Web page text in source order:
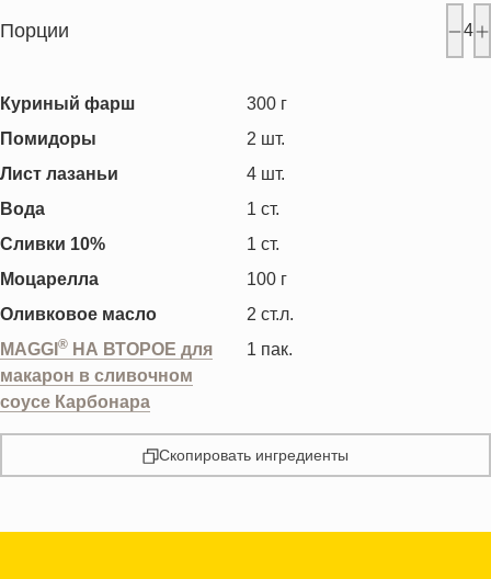
Порции 4
Куриный фарш 300 г
Помидоры
2 шт.
Лист лазаньи
4 шт.
Вода
1 ст.
Сливки 10%
1 ст.
Моцарелла
100 г
Оливковое масло
2 ст.л.
MAGGI ® НА ВТОРОЕ для
макарон в сливочном
соусе Карбонара
1 пак.
Скопировать ингредиенты